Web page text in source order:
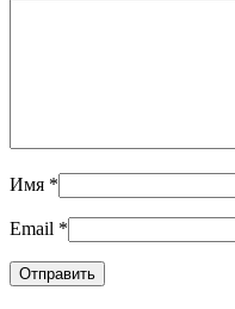
Имя *
Email *